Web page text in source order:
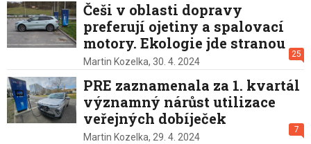
Češi v oblasti dopravy
preferují ojetiny a spalovací
motory. Ekologie jde stranou
25
Martin Kozelka, 30. 4. 2024
PRE zaznamenala za 1. kvartál
významný nárůst utilizace
veřejných dobíječek
7
Martin Kozelka, 29. 4. 2024